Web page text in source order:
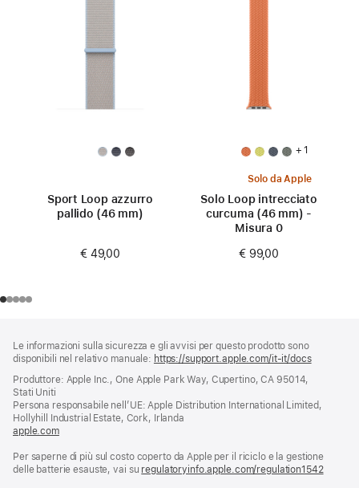
Sport Loop azzurro
pallido (46 mm)
€ 49,00
+ 1
Solo da Apple
Solo Loop intrecciato
curcuma (46 mm) -
Misura 0
€ 99,00
di
pagina
a
piè
di
pagina
Le informazioni sulla sicurezza e gli avvisi per questo prodotto sono
disponibili nel relativo manuale: https://support.apple.com/it-it/docs(si
finestra)
Produttore: Apple Inc., One Apple Park Way, Cupertino, CA 95014,
Stati Uniti
Persona responsabile nell’UE: Apple Distribution International Limited,
Hollyhill Industrial Estate, Cork, Irlanda
apple.com(si
una
nuova
Per saperne di più sul costo coperto da Apple per il riciclo e la gestione
delle batterie esauste, vai su regulatoryinfo.apple.com/regulation1542(si